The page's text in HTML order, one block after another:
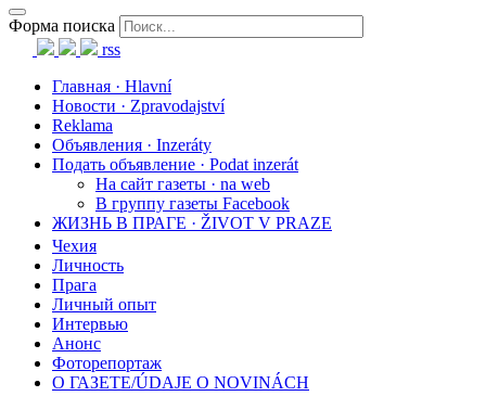
Форма поиска
rss
Главная · Hlavní
Новости · Zpravodajství
Reklama
Объявления · Inzeráty
Подать объявление · Podat inzerát
На сайт газеты · na web
В группу газеты Facebook
ЖИЗНЬ В ПРАГЕ · ŽIVOT V PRAZE
Чехия
Личность
Прага
Личный опыт
Интервью
Анонс
Фоторепортаж
О ГАЗЕТЕ/ÚDAJE O NOVINÁCH